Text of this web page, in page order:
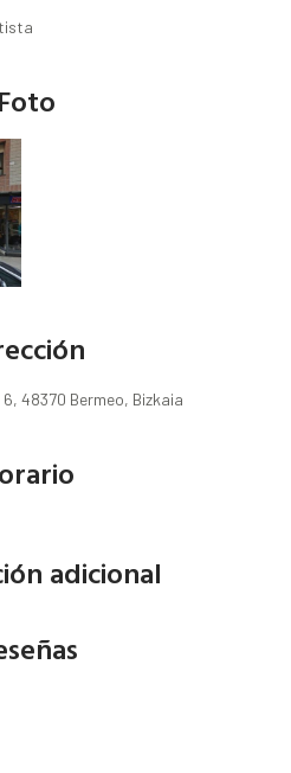
Foto
48370 Bermeo, Bizkaia
adicional